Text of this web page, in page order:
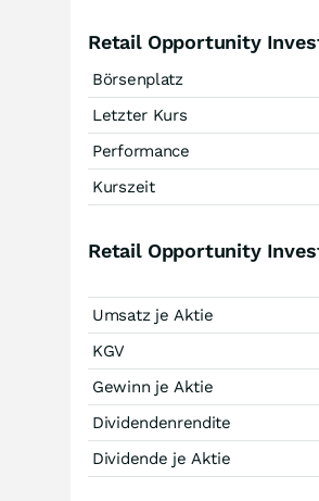
Retail Opportunity
Börsenplatz
Letzter Kurs
Performance
Kurszeit
Retail Opportunity
Umsatz je Aktie
KGV
Gewinn je Aktie
Dividendenrendite
Dividende je Aktie